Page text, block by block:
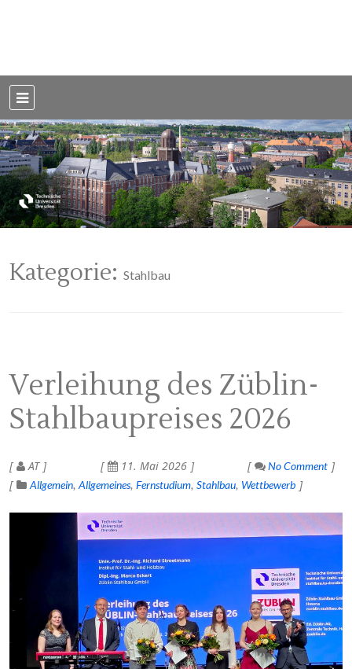
Dresden
Kategorie: Stahlbau
Verleihung des Züblin-
Stahlbaupreises 2026
AT 11. Mai 2026
No Comment
Allgemein Allgemeines Fernstudium Stahlbau Wettbewerb